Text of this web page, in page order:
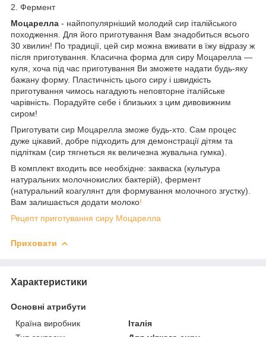
2. Фермент
Моцарелла - найпопулярніший молодий сир італійського
походження. Для його приготування Вам знадобиться всього
30 хвилин! По традиції, цей сир можна вживати в їжу відразу ж
після приготування. Класична форма для сиру Моцарелла ―
куля, хоча під час приготування Ви зможете надати будь-яку
бажану форму. Пластичність цього сиру і швидкість
приготування чимось нагадують неповторне італійське
чарівність. Порадуйте себе і близьких з цим дивовижним
сиром!
Приготувати сир Моцарелла зможе будь-хто. Сам процес
дуже цікавий, добре підходить для демонстрації дітям та
підліткам (сир тягнеться як величезна жувальна гумка).
В комплект входить все необхідне: закваска (культура
натуральних молочнокислих бактерій), фермент
(натуральний коагулянт для формування молочного згустку).
Вам залишається додати молоко!
Рецепт приготування сиру Моцарелла
Приховати
Характеристики
Основні атрибути
Країна виробник
Італія